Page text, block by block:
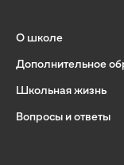
О школе
Дополнительное
Школьная жизнь
Вопросы и ответы